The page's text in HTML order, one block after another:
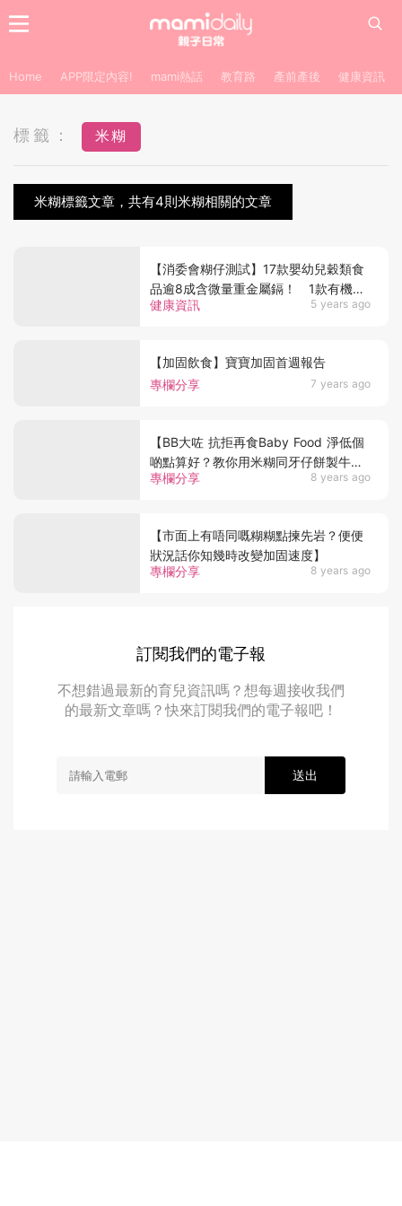
Home APP限定內容! mami熱話 教育路 產前產後 健康資訊
標籤： 米糊
米糊標籤文章，共有4則米糊相關的文章
健康資訊 5 years ago
【消委會糊仔測試】17款嬰幼兒穀類食
品逾8成含微量重金屬鎘！ 1款有機米
糊含砒霜？
專欄分享 7 years ago
【加固飲食】寶寶加固首週報告
專欄分享 8 years ago
【BB大咗 抗拒再食Baby Food 淨低個
啲點算好？教你用米糊同牙仔餅製牛油
果木糠布丁杯】
專欄分享 8 years ago
【市面上有唔同嘅糊糊點揀先岩？便便
狀況話你知幾時改變加固速度】
訂閱我們的電子報
不想錯過最新的育兒資訊嗎？想每週接收我們
的最新文章嗎？快來訂閱我們的電子報吧！
送出